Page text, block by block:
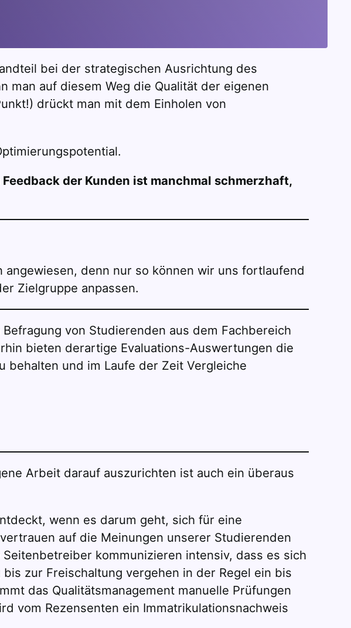
bei der strategischen Ausrichtung des
man auf diesem Weg die Qualität der eigenen
drückt man mit dem Einholen von
Feedback der Kunden ist manchmal schmerzhaft,
denn nur so können wir uns fortlaufend
Zielgruppe anpassen.
von Studierenden aus dem Fachbereich
bieten derartige Evaluations-Auswertungen die
behalten und im Laufe der Zeit Vergleiche
Arbeit darauf auszurichten ist auch ein überaus
wenn es darum geht, sich für eine
auf die Meinungen unserer Studierenden
kommunizieren intensiv, dass es sich
zur Freischaltung vergehen in der Regel ein bis
das Qualitätsmanagement manuelle Prüfungen
vom Rezensenten ein Immatrikulationsnachweis